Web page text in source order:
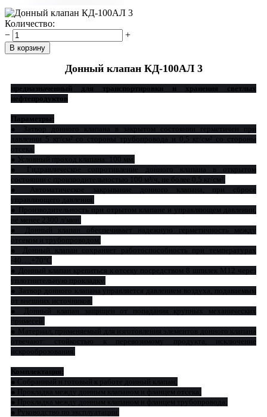
Количество:
−
+
Донный клапан КД-100АЛ 3
предназначенный для транспортировки и хранения светлых
нефтепродуктов
Параметры:
● Затвор донного клапана в закрытом состоянии герметичен при
давлении 5 кг/см² со стороны трубопровода и 0,5 кг/см² со стороны
отсека.
● Условный проход клапана: 100 мм.
● Гидравлическое сопротивление донного клапана в открытом
состоянии с производительностью 100 м³/ч, не более 0,5 кг/см².
● Автоматическое закрывание донного клапана, при сбросе
управляющего давления.
● Производительность при отрытом клапане и управляющем давлении,
не менее 2300 л/мин.
● Донный клапан обеспечивает надежную герметичность между
отсеком и трубопроводом.
● Донный клапан сохраняет работоспособность при температурах
-40…,+70°С
● Донный клапан крепиться к отсеку посредством 8 шпилек М12 через
уплотнительную прокладку.
● Затвор донного клапана управляется давлением воздуха, подаваемым
от внешних источников.
● Донный клапан защищен от попадания крупных механических
примесей.
● Материал, применяемый для изготовления элементов донного клапана
отвечают: стойкостью к перевозимому продукта, исключение
искрооброзования.
Комплектация:
● Собранный и готовый к работе донный клапан;
● Прокладка между донным клапаном и фланцем отсека;
● Прокладка между донным клапаном и фланцем трубопровода;
● Руководство по эксплуатации.